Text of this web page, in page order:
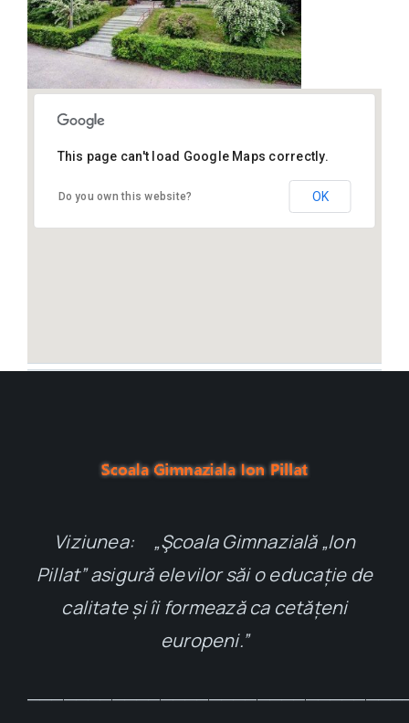
This page can't load Google Maps correctly.
Do you own this website? OK
Viziunea: „Şcoala Gimnazială „Ion
Pillat” asigură elevilor săi o educație de
calitate și îi formează ca cetățeni
europeni.”